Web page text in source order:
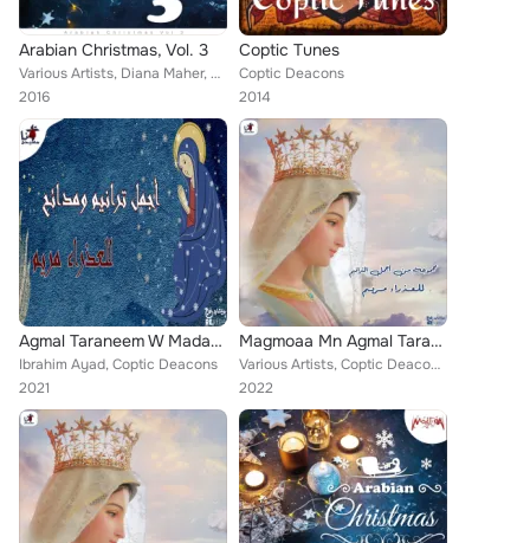
Arabian Christmas, Vol. 3
Various Artists, Diana Maher, Fadia Bazzi, Fareek El Resala, Coptic Deacons, Vivian El Sodaneya, St. Mary's Coptic Orthodox Choi...
2016
Coptic Tunes
Coptic Deacons
2014
Agmal Taraneem W Madaeeh El Azraa Mariam
Ibrahim Ayad, Coptic Deacons
2021
Magmoaa Mn Agmal Taranim Ll Aadra Mariam
Various Artists, Coptic Deacons, Ibrahim Ayad, Christina Karam, Romany Zakher, Koral Atfal Kniset Abu Fam
2022